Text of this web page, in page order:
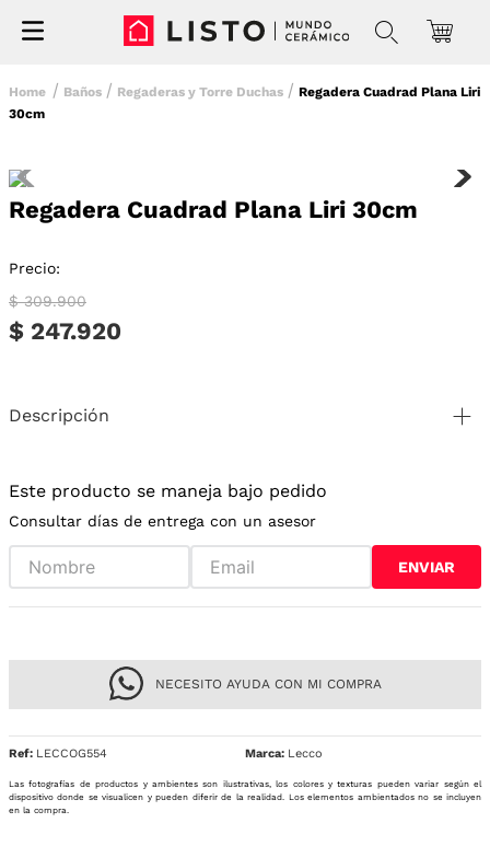
Baños Regaderas y Torre Duchas
Regadera Cuadrad Plana Liri
30cm
Regadera Cuadrad Plana Liri 30cm
Precio:
$ 309.900
$ 247.920
Descripción
Este producto se maneja bajo pedido
Consultar días de entrega con un asesor
ENVIAR
NECESITO AYUDA CON MI COMPRA
Ref: LECCOG554 Lecco
Las fotografías de productos y ambientes son ilustrativas, los colores y texturas pueden variar según el
dispositivo donde se visualicen y pueden diferir de la realidad. Los elementos ambientados no se incluyen
en la compra.